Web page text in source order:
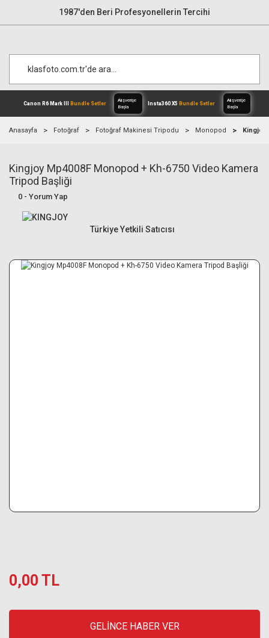
1987'den Beri Profesyonellerin Tercihi
Canon R6 Mark IIIBundle Setler
Alışverişe
Anasayfa Fotoğraf Fotoğraf Makinesi Tripodu Monopod Kingjoy
Kingjoy Mp4008F Monopod + Kh-6750 Video Kamera
Tripod Başliği
0 - Yorum Yap
Türkiye Yetkili Satıcısı
0,00 TL
GELİNCE HABER VER